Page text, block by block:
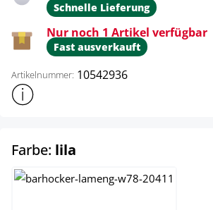
Schnelle Lieferung
Nur noch 1 Artikel verfügbar
Fast ausverkauft
Artikelnummer: 10542936
Weitere Produktinformationen anzeigen
Farbe: lila